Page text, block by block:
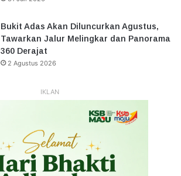
Bukit Adas Akan Diluncurkan Agustus,
Tawarkan Jalur Melingkar dan Panorama
360 Derajat
2 Agustus 2026
IKLAN